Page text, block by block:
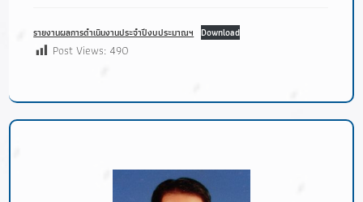
รายงานผลการดำเนินงานประจำปีงบประมาณฯ Download
Post Views: 490